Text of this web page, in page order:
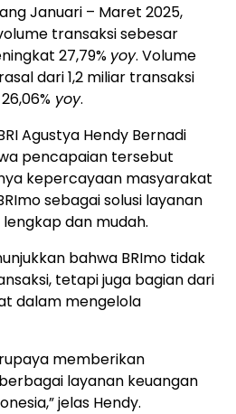
Januari – Maret 2025,
transaksi sebesar
27,79% yoy. Volume
dari 1,2 miliar transaksi
yoy.
Agustya Hendy Bernadi
pencapaian tersebut
kepercayaan masyarakat
sebagai solusi layanan
dan mudah.
bahwa BRImo tidak
tetapi juga bagian dari
dalam mengelola
memberikan
layanan keuangan
jelas Hendy.